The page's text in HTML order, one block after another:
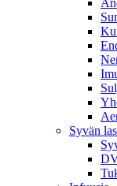
Syvän